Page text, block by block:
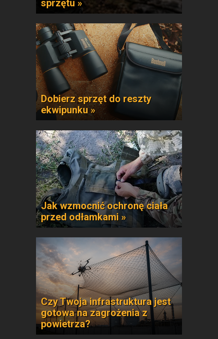
sprzętu »
Dobierz sprzęt do reszty
ekwipunku »
Jak wzmocnić ochronę ciała
przed odłamkami »
Czy Twoja infrastruktura jest
gotowa na zagrożenia z
powietrza?